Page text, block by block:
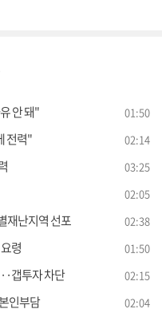
안 돼" 01:50
전력" 02:14
03:25
02:05
재난지역 선포 02:38
령 01:50
갭투자 차단 02:15
인부담 02:04